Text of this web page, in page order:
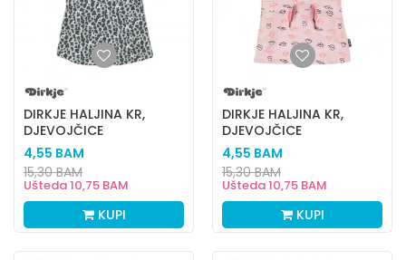
DIRKJE HALJINA KR,
DJEVOJČICE
4,55 BAM
Ušteda10,75 BAM
15,30BAM
KUPI
DIRKJE HALJINA KR,
DJEVOJČICE
4,55 BAM
Ušteda10,75 BAM
15,30BAM
KUPI